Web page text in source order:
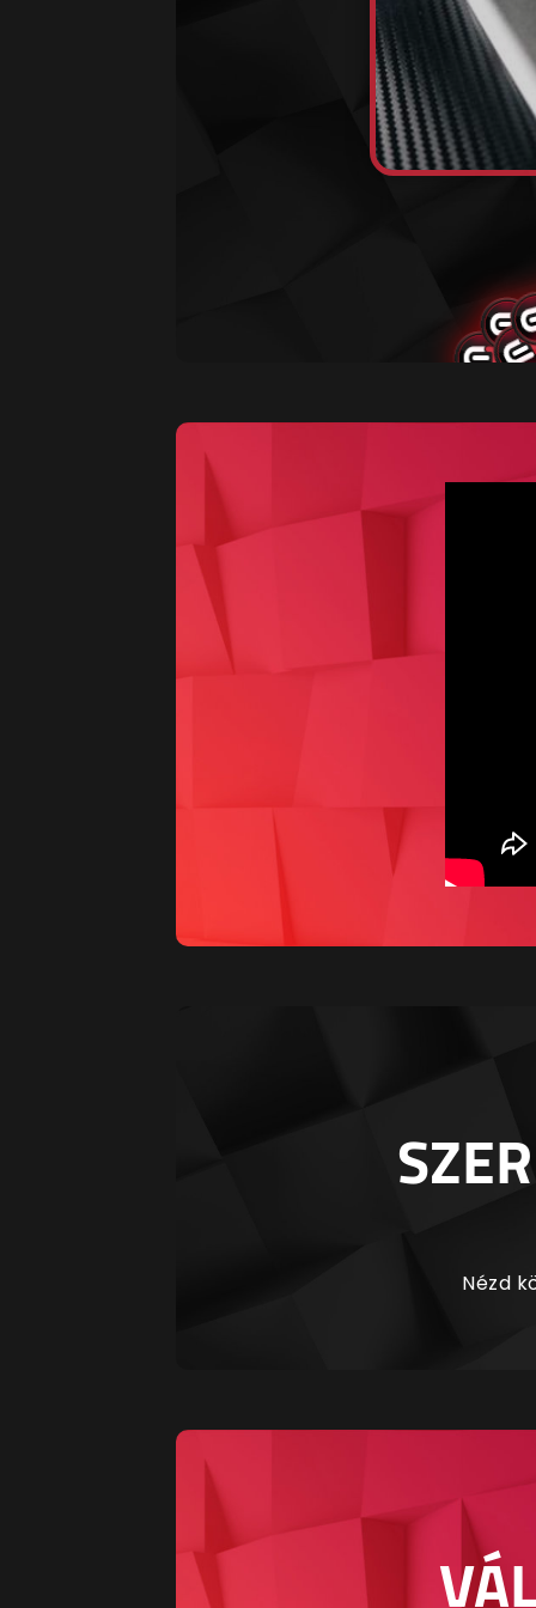
Nézd